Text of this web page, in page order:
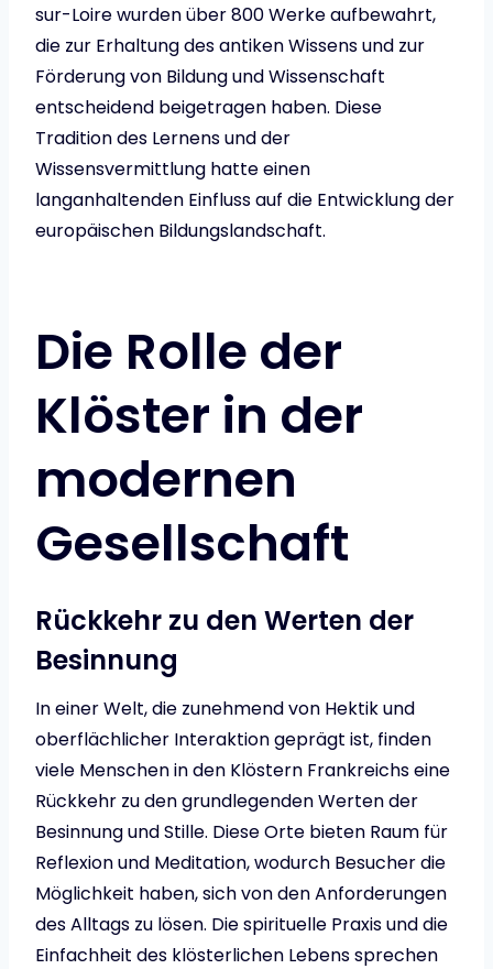
sur-Loire wurden über 800 Werke aufbewahrt,
die zur Erhaltung des antiken Wissens und zur
Förderung von Bildung und Wissenschaft
entscheidend beigetragen haben. Diese
Tradition des Lernens und der
Wissensvermittlung hatte einen
langanhaltenden Einfluss auf die Entwicklung der
europäischen Bildungslandschaft.
Die Rolle der
Klöster in der
modernen
Gesellschaft
Rückkehr zu den Werten der
Besinnung
In einer Welt, die zunehmend von Hektik und
oberflächlicher Interaktion geprägt ist, finden
viele Menschen in den Klöstern Frankreichs eine
Rückkehr zu den grundlegenden Werten der
Besinnung und Stille. Diese Orte bieten Raum für
Reflexion und Meditation, wodurch Besucher die
Möglichkeit haben, sich von den Anforderungen
des Alltags zu lösen. Die spirituelle Praxis und die
Einfachheit des klösterlichen Lebens sprechen